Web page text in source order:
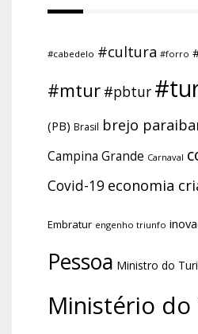
#cabedelo #cultura #forro
#mtur #pbtur
(PB) Brasil brejo
Campina Grande Carnaval
Covid-19 economia
Embratur engenho triunfo
Pessoa Ministro do
Ministério